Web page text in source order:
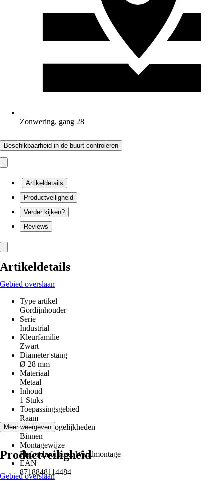
Zonwering, gang 28
Beschikbaarheid in de buurt controleren
Artikeldetails
Productveiligheid
Verder kijken?
Reviews
Artikeldetails
Gebied overslaan
Type artikel
Gordijnhouder
Serie
Industrial
Kleurfamilie
Zwart
Diameter stang
Ø 28 mm
Materiaal
Metaal
Inhoud
1 Stuks
Toepassingsgebied
Raam
Gebruiksmogelijkheden
Binnen
Montagewijze
Plafondmontage, Wandmontage
EAN
8718848114484
Meer weergeven
Productveiligheid
Gebied overslaan